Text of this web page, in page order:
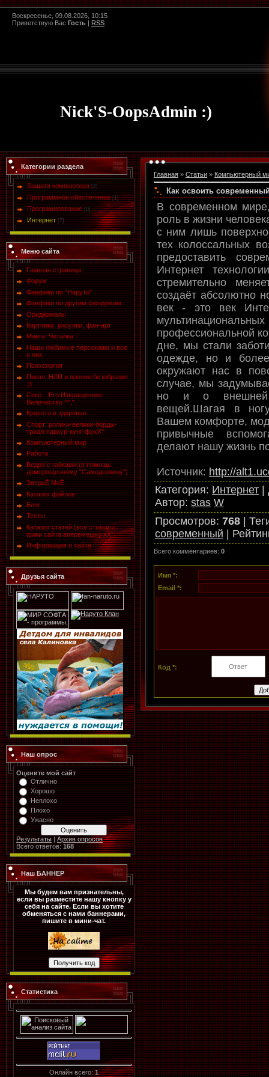
Воскресенье, 09.08.2026, 10:15
Приветствую Вас Гость | RSS
Nick'S-OopsAdmin :)
Категории раздела
Защита компьютера [2]
Программное обеспечение [1]
Програмирование [0]
Интернет [7]
Меню сайта
Главная страница
Форум
Фанфики по "Наруто"
Фанфики по другим фендомам
Ориджиналы
Картинки, рисунки, фан-арт
Манга. Читалка.
Наши любимые персонажи и все
о них
Психология
Пикап, НЛП и прочие безобразия
;3
Секс... Его Извращенное
Величество ^^,*
Красота и здоровье
Спорт: ролики-велики-борды-
триал-паркур-кунг-фухХ"
Компьютерный мир
Работа
Ведро с гайками (в помощь
доморощенному "Самоделкину")
ЗверьЁ МоЁ
Каталог файлов
Блог
Тесты
Каталог статей (все статьи и
фики сайта вперемешку хХ")
Информация о сайте
Друзья сайта
Наш опрос
Оцените мой сайт
Отлично
Хорошо
Неплохо
Плохо
Ужасно
Результаты | Архив опросов
Всего ответов: 168
Наш БАННЕР
Мы будем вам признательны,
если вы разместите нашу кнопку у
себя на сайте. Если вы хотите
обменяться с нами баннерами,
пишите в мини-чат.
Статистика
Онлайн всего:1
Главная » Статьи » Компьютерный
Как освоить
В современном
роль в жизни
с ним лишь
тех колоссальных
предоставить
Интернет
стремительно
создаёт абсолютно
век - это век
профессиональной
дне, мы стали
одежде, но и
окружают нас в
случае, мы
но и о внешней
вещей.Шагая в
Вашем комфорте,
привычные
делают нашу жизнь
Источник: http://
Категория: Интернет |
Автор: stas W
Просмотров: 768 |
современный |
Всего комментариев: 0
Имя *:
Email *:
Код *: